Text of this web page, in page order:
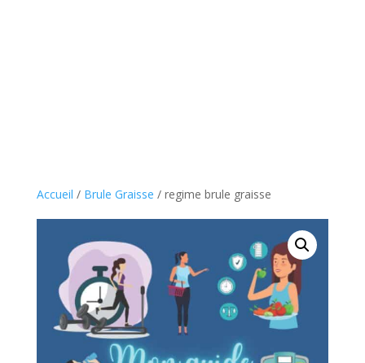
Accueil / Brule Graisse / regime brule graisse